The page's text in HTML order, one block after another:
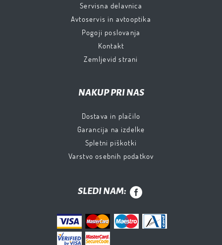
Servisna delavnica
Avtoservis in avtooptika
Pogoji poslovanja
Kontakt
Zemljevid strani
NAKUP PRI NAS
Dostava in plačilo
Garancija na izdelke
Spletni piškotki
Varstvo osebnih podatkov
SLEDI NAM: